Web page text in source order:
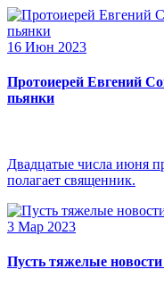
16 Июн 2023
Протоиерей Евгений
пьянки
Двадцатые числа июня
полагает священник.
3 Мар 2023
Пусть тяжелые новости